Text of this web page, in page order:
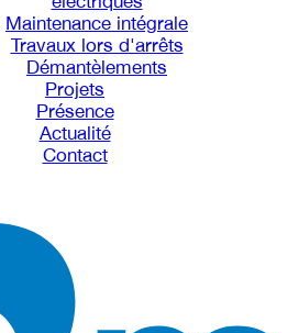
Maintenance intégrale
Travaux lors d'arrêts
Démantèlements
Projets
Présence
Actualité
Contact